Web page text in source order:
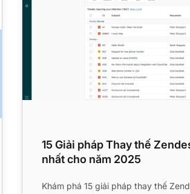
15 Giải pháp Thay thế
nhất cho năm 2025
Khám phá 15 giải pháp thay thế